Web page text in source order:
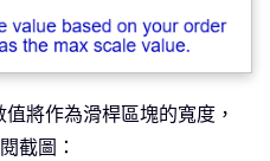
將作為滑桿區塊的寬度，
截圖：